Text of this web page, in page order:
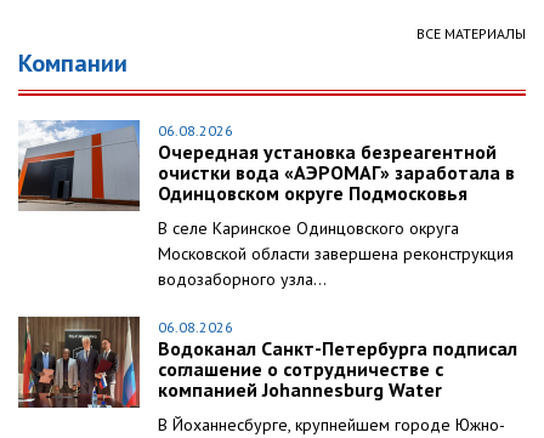
ВСЕ МАТЕРИАЛЫ
Компании
06.08.2026
Очередная установка безреагентной
очистки вода «АЭРОМАГ» заработала в
Одинцовском округе Подмосковья
В селе Каринское Одинцовского округа
Московской области завершена реконструкция
водозаборного узла...
06.08.2026
Водоканал Санкт-Петербурга подписал
соглашение о сотрудничестве с
компанией Johannesburg Water
В Йоханнесбурге, крупнейшем городе Южно-